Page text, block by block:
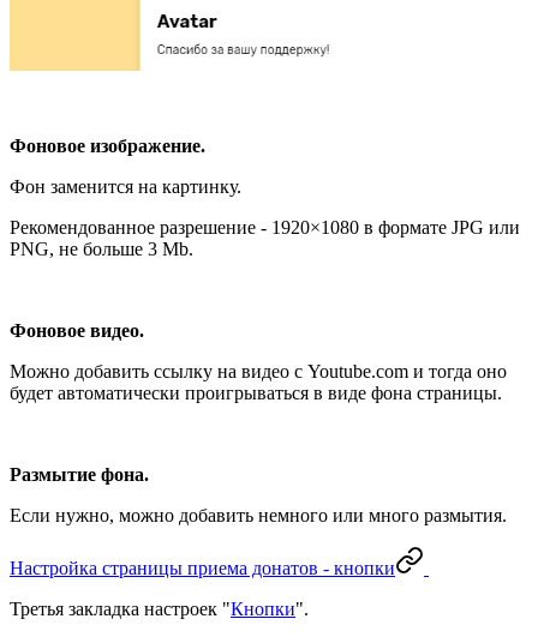
Фоновое изображение.
Фон заменится на картинку.
Рекомендованное разрешение - 1920×1080 в формате JPG или
PNG, не больше 3 Mb.
Фоновое видео.
Можно добавить ссылку на видео с Youtube.com и тогда оно
будет автоматически проигрываться в виде фона страницы.
Размытие фона.
Если нужно, можно добавить немного или много размытия.
Настройка страницы приема донатов - кнопки
Третья закладка настроек "Кнопки".